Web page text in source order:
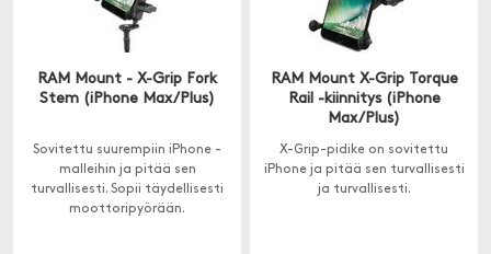
RAM Mount - X-Grip Fork
Stem (iPhone Max/Plus)
Sovitettu suurempiin iPhone -
malleihin ja pitää sen
turvallisesti. Sopii täydellisesti
moottoripyörään.
RAM Mount X-Grip Torque
Rail -kiinnitys (iPhone
Max/Plus)
X-Grip-pidike on sovitettu
iPhone ja pitää sen turvallisesti
ja turvallisesti.